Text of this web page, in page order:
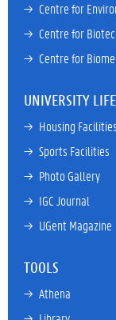
→ Centre for
→ Centre for
→ Centre for
UNIVERSITY LIFE
→ Housing Facilities
→ Sports Facilities
→ Photo Gallery
→ IGC Journal
→ UGent Magazine
TOOLS
→ Athena